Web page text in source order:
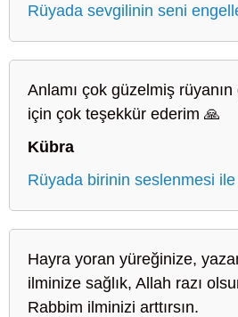
Rüyada sevgilinin seni
Anlamı çok güzelmiş
için çok teşekkür ederim 🙏
Kübra
Rüyada birinin seslenmesi
Hayra yoran yüreğinize,
ilminize sağlık, Allah razı
Rabbim ilminizi arttırsın.